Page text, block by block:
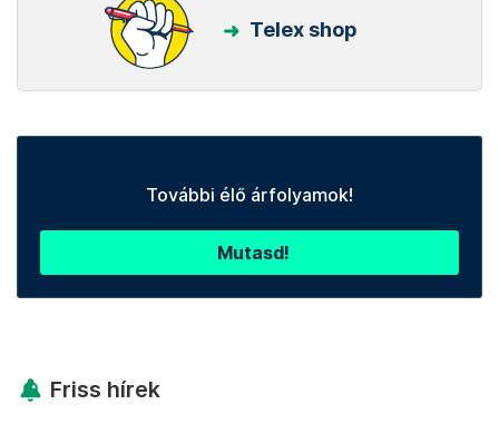
Telex shop
További élő árfolyamok!
Mutasd!
Friss hírek